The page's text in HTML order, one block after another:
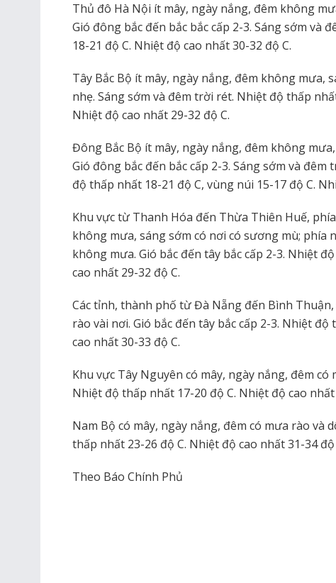
Thủ đô Hà Nội ít mây, ngày nắng, đêm không
Gió đông bắc đến bắc bắc cấp 2-3. Sáng sớm và
18-21 độ C. Nhiệt độ cao nhất 30-32 độ C.
Tây Bắc Bộ ít mây, ngày nắng, đêm không mưa,
nhẹ. Sáng sớm và đêm trời rét. Nhiệt độ thấp
Nhiệt độ cao nhất 29-32 độ C.
Đông Bắc Bộ ít mây, ngày nắng, đêm không
Gió đông bắc đến bắc cấp 2-3. Sáng sớm và
độ thấp nhất 18-21 độ C, vùng núi 15-17 độ C.
Khu vực từ Thanh Hóa đến Thừa Thiên Huế,
không mưa, sáng sớm có nơi có sương mù; phía
không mưa. Gió bắc đến tây bắc cấp 2-3. Nhiệt
cao nhất 29-32 độ C.
Các tỉnh, thành phố từ Đà Nẵng đến Bình Thuận,
rào vài nơi. Gió bắc đến tây bắc cấp 2-3. Nhiệt
cao nhất 30-33 độ C.
Khu vực Tây Nguyên có mây, ngày nắng, đêm có
Nhiệt độ thấp nhất 17-20 độ C. Nhiệt độ cao nhất
Nam Bộ có mây, ngày nắng, đêm có mưa rào và
thấp nhất 23-26 độ C. Nhiệt độ cao nhất 31-34 độ
Theo Báo Chính Phủ